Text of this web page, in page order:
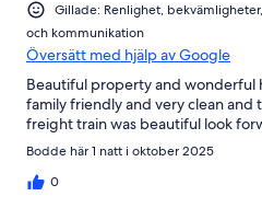
Gillade: Renlighet,
och kommunikation
Översätt med hjälp av Google
Beautiful property and wonderful
family friendly and very clean
freight train was beautiful look
Bodde här 1 natt i oktober 2025
0